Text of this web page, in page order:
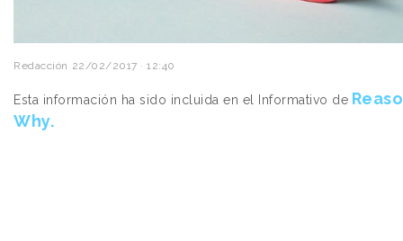
Redacción 22/02/2017 · 12:40
Esta información ha sido incluida en el Informativo de
Why.